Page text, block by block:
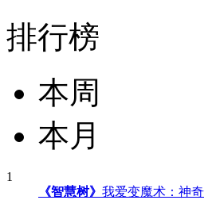
排行榜
本周
本月
1
《智慧树》 我爱变魔术：神